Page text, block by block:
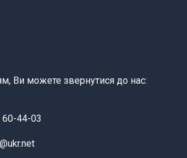
Ви можете звернутися до нас:
60-44-03